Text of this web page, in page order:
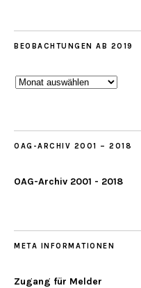
BEOBACHTUNGEN AB 2019
Beobachtungen
OAG-ARCHIV 2001 – 2018
OAG-Archiv 2001 - 2018
META INFORMATIONEN
Zugang für Melder